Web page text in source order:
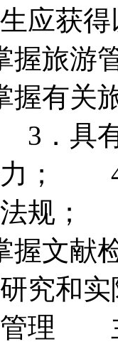
获得
旅游管
关旅
具有
力； 4
法规；
献检
研究和
管理